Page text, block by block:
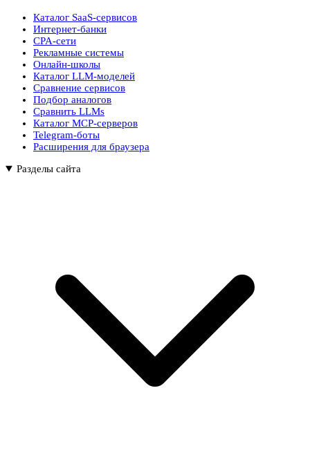
Каталог SaaS-сервисов
Интернет-банки
CPA-сети
Рекламные системы
Онлайн-школы
Каталог LLM-моделей
Сравнение сервисов
Подбор аналогов
Сравнить LLMs
Каталог MCP-серверов
Telegram-боты
Расширения для браузера
Разделы сайта